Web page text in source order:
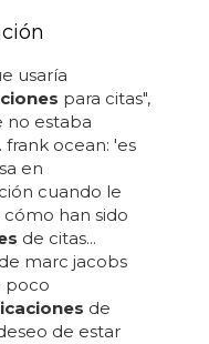
usaría
para citas",
no estaba
frank ocean: 'es
en
cuando le
han sido
de citas...
marc jacobs
poco
de
de estar